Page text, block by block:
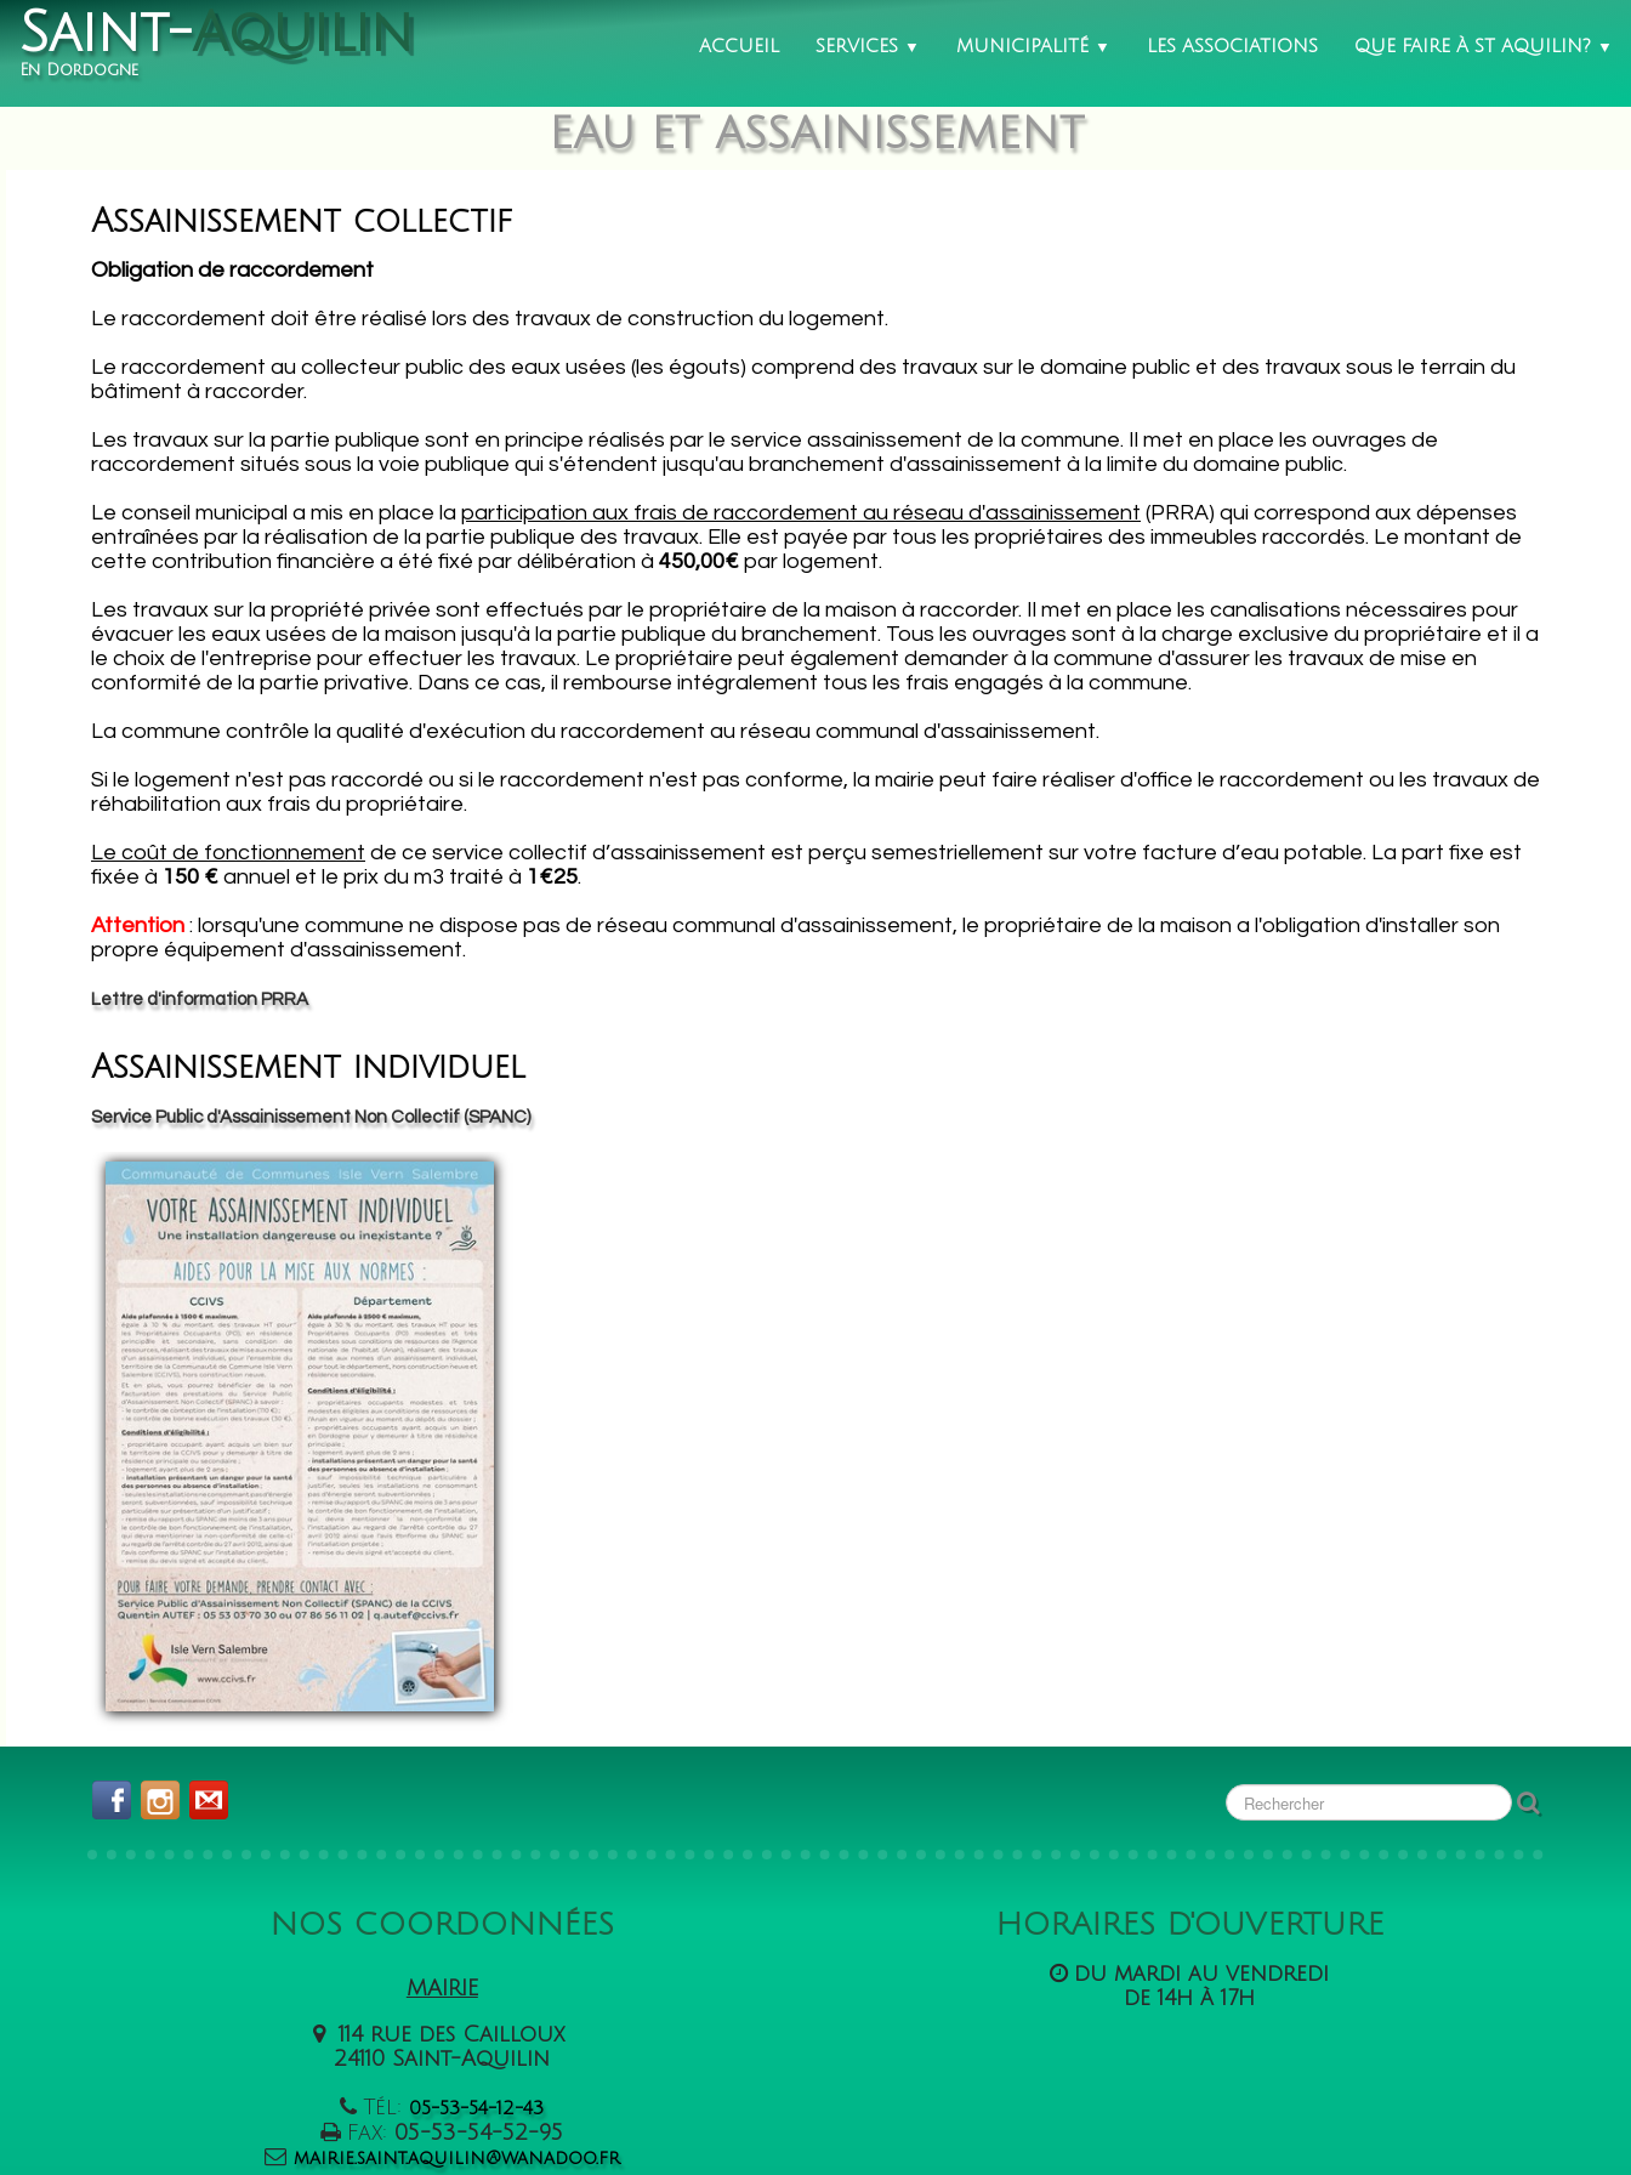
Saint-Aquilin
En Dordogne
ACCUEIL SERVICES ▼ MUNICIPALITÉ ▼ LES ASSOCIATIONS QUE FAIRE À ST AQUILIN? ▼
EAU ET ASSAINISSEMENT
Assainissement collectif
Obligation de raccordement
Le raccordement doit être réalisé lors des travaux de construction du logement.
Le raccordement au collecteur public des eaux usées (les égouts) comprend des travaux sur le domaine public et des travaux sous le terrain du
bâtiment à raccorder.
Les travaux sur la partie publique sont en principe réalisés par le service assainissement de la commune. Il met en place les ouvrages de
raccordement situés sous la voie publique qui s'étendent jusqu'au branchement d'assainissement à la limite du domaine public.
Le conseil municipal a mis en place la participation aux frais de raccordement au réseau d'assainissement (PRRA) qui correspond aux dépenses
entraînées par la réalisation de la partie publique des travaux. Elle est payée par tous les propriétaires des immeubles raccordés. Le montant de
cette contribution financière a été fixé par délibération à 450,00€ par logement.
Les travaux sur la propriété privée sont effectués par le propriétaire de la maison à raccorder. Il met en place les canalisations nécessaires pour
évacuer les eaux usées de la maison jusqu'à la partie publique du branchement. Tous les ouvrages sont à la charge exclusive du propriétaire et il a
le choix de l'entreprise pour effectuer les travaux. Le propriétaire peut également demander à la commune d'assurer les travaux de mise en
conformité de la partie privative. Dans ce cas, il rembourse intégralement tous les frais engagés à la commune.
La commune contrôle la qualité d'exécution du raccordement au réseau communal d'assainissement.
Si le logement n'est pas raccordé ou si le raccordement n'est pas conforme, la mairie peut faire réaliser d'office le raccordement ou les travaux de
réhabilitation aux frais du propriétaire.
Le coût de fonctionnement de ce service collectif d’assainissement est perçu semestriellement sur votre facture d’eau potable. La part fixe est
fixée à 150 € annuel et le prix du m3 traité à 1€25.
Attention : lorsqu'une commune ne dispose pas de réseau communal d'assainissement, le propriétaire de la maison a l'obligation d'installer son
propre équipement d'assainissement.
Lettre d'information PRRA
Assainissement individuel
Service Public d'Assainissement Non Collectif (SPANC)
NOS COORDONNÉES
MAIRIE
114 rue des Cailloux
24110 Saint-Aquilin
Tél: 05-53-54-12-43
Fax: 05-53-54-52-95
mairie.saint.aquilin@wanadoo.fr
HORAIRES D'OUVERTURE
du mardi au vendredi
de 14h à 17h